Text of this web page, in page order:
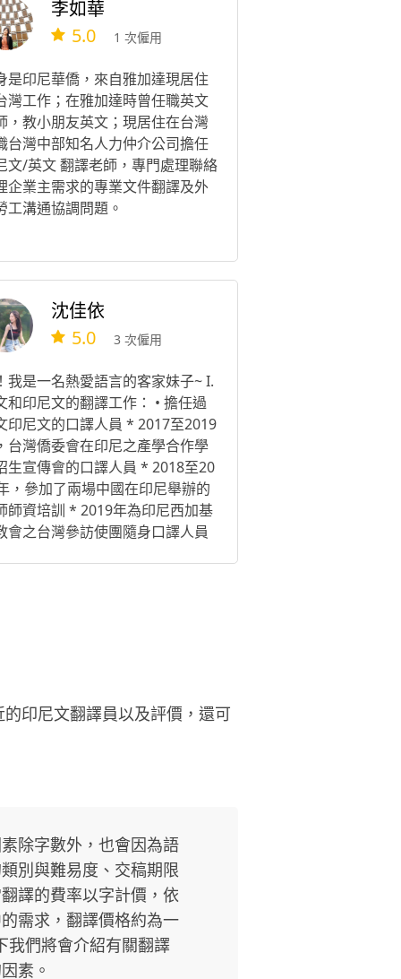
李如華
5.0 1 次僱用
是印尼華僑，來自雅加達現居住
灣工作；在雅加達時曾任職英文
，教小朋友英文；現居住在台灣
台灣中部知名人力仲介公司擔任
文/英文 翻譯老師，專門處理聯絡
企業主需求的專業文件翻譯及外
工溝通協調問題。
沈佳依
5.0 3 次僱用
我是一名熱愛語言的客家妹子~ I.
和印尼文的翻譯工作： • 擔任過
印尼文的口譯人員 * 2017至2019
台灣僑委會在印尼之產學合作學
生宣傳會的口譯人員 * 2018至20
，參加了兩場中國在印尼舉辦的
師資培訓 * 2019年為印尼西加基
會之台灣參訪使團隨身口譯人員
2017至今的不定期文件翻譯接案
講稿、商業合同翻譯、日常會
印尼文翻譯員以及評價，還可
除字數外，也會因為語
別與難易度、交稿期限
譯的費率以字計價，依
需求，翻譯價格約為一
我們將會介紹有關翻譯
素。